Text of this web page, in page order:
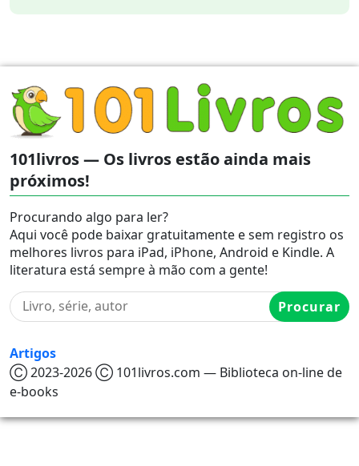
101livros — Os livros estão ainda mais
próximos!
Procurando algo para ler?
Aqui você pode baixar gratuitamente e sem registro os
melhores livros para iPad, iPhone, Android e Kindle. A
literatura está sempre à mão com a gente!
Procurar
Artigos
Ⓒ 2023-2026 Ⓒ 101livros.com — Biblioteca on-line de
e-books